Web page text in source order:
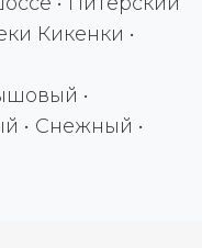
Кикенки •
•
• Снежный •